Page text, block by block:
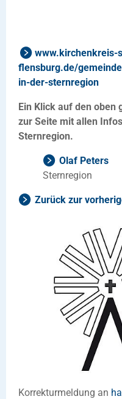
www.kirchenkreis-
flensburg.de/
in-der-sternregion
Ein Klick auf den oben
zur Seite mit allen
Sternregion.
Olaf Peters
Sternregion
Zurück zur
Korrekturmeldung an